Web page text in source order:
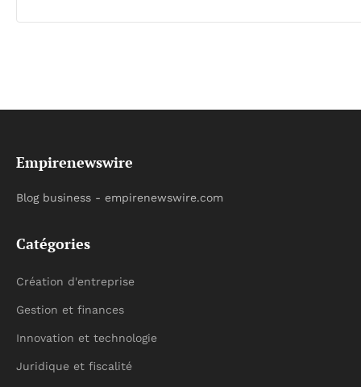
Empirenewswire
Blog business - empirenewswire.com
Catégories
Création d'entreprise
Gestion et finances
Innovation et technologie
Juridique et fiscalité